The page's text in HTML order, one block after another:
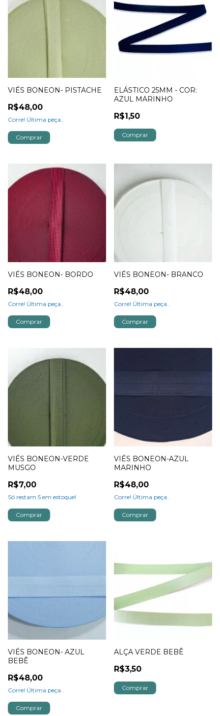
VIÉS BONEON- PISTACHE
R$48,00
Corre! Última peça..
Comprar
ELÁSTICO 25MM - COR:
AZUL MARINHO
R$1,50
VIÉS BONEON- BORDO
R$48,00
Corre! Última peça..
Comprar
VIÉS BONEON- BRANCO
R$48,00
Corre! Última peça..
Comprar
VIÉS BONEON-VERDE
MUSGO
R$7,00
Só restam 5 em estoque!
Comprar
VIÉS BONEON-AZUL
MARINHO
R$48,00
Corre! Última peça..
Comprar
VIÉS BONEON- AZUL
BEBÊ
R$48,00
Corre! Última peça..
Comprar
ALÇA VERDE BEBÊ
R$3,50
Comprar